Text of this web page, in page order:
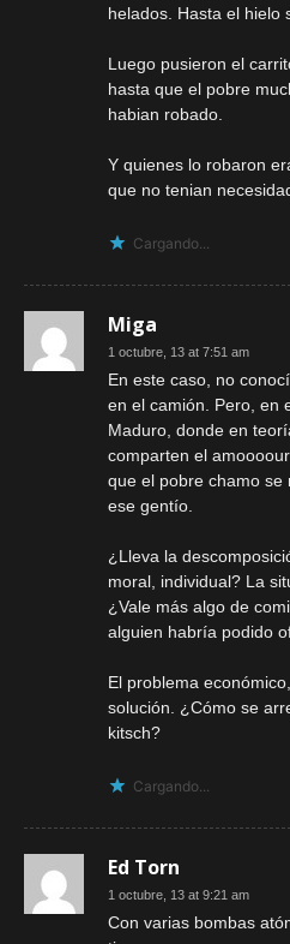
helados. Hasta el hielo
Luego pusieron el
hasta que el pobre
habian robado.
Y quienes lo robaron
que no tenian
Cargando...
Miga
1 octubre, 13 at 7:51 am
En este caso, no
en el camión. Pero, en
Maduro, donde en
comparten el
que el pobre chamo
ese gentío.
¿Lleva la
moral, individual? La
¿Vale más algo de
alguien habría podido
El problema
solución. ¿Cómo se
kitsch?
Cargando...
Ed Torn
1 octubre, 13 at 9:21 am
Con varias bombas